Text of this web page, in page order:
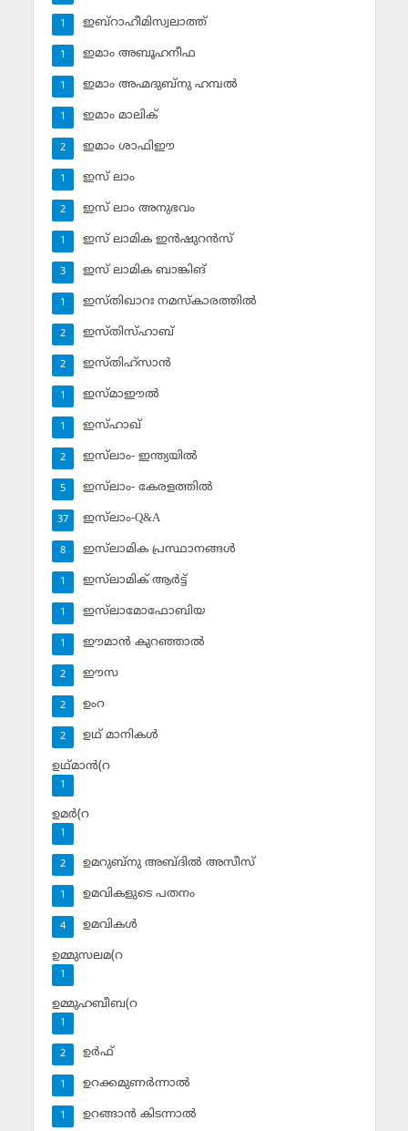
ഇബ്‌റാഹീമിസ്വലാത്ത്
1
ഇമാം അബൂഹനീഫ
1
ഇമാം അഹ്മദുബ്‌നു ഹമ്പല്‍
1
ഇമാം മാലിക്
1
ഇമാം ശാഫിഈ
2
ഇസ് ലാം
1
ഇസ് ലാം അനുഭവം
2
ഇസ് ലാമിക ഇന്‍ഷുറന്‍സ്‌
1
ഇസ് ലാമിക ബാങ്കിങ്‌
3
ഇസ്തിഖാറഃ നമസ്‌കാരത്തില്‍
1
ഇസ്തിസ്ഹാബ്
2
ഇസ്തിഹ്‌സാന്‍
2
ഇസ്മാഈല്‍
1
ഇസ്ഹാഖ്‌
1
ഇസ്‌ലാം- ഇന്ത്യയില്‍
2
ഇസ്‌ലാം- കേരളത്തില്‍
5
ഇസ്‌ലാം-Q&A
37
ഇസ്‌ലാമിക പ്രസ്ഥാനങ്ങള്‍
8
ഇസ്‌ലാമിക് ആര്‍ട്ട്
1
ഇസ്‌ലാമോഫോബിയ
1
ഈമാന്‍ കുറഞ്ഞാല്‍
1
ഈസ
2
ഉംറ
2
ഉഥ് മാനികള്‍
2
ഉഥ്മാന്‍(റ
1
ഉമര്‍(റ
1
ഉമറുബ്‌നു അബ്ദില്‍ അസീസ്‌
2
ഉമവികളുടെ പതനം
1
ഉമവികള്‍
4
ഉമ്മുസലമ(റ
1
ഉമ്മുഹബീബ(റ
1
ഉര്‍ഫ്
2
ഉറക്കമുണര്‍ന്നാല്‍
1
ഉറങ്ങാന്‍ കിടന്നാല്‍
1